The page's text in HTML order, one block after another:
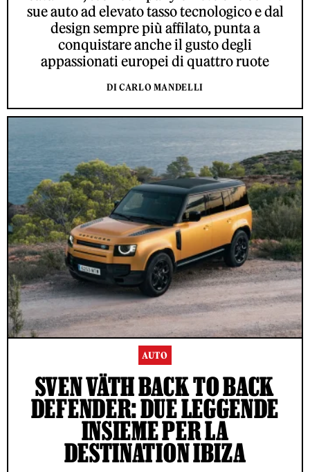
sue auto ad elevato tasso tecnologico e dal
design sempre più affilato, punta a
conquistare anche il gusto degli
appassionati europei di quattro ruote
DI CARLO MANDELLI
AUTO
SVEN VÄTH BACK TO BACK
DEFENDER: DUE LEGGENDE
INSIEME PER LA
DESTINATION IBIZA